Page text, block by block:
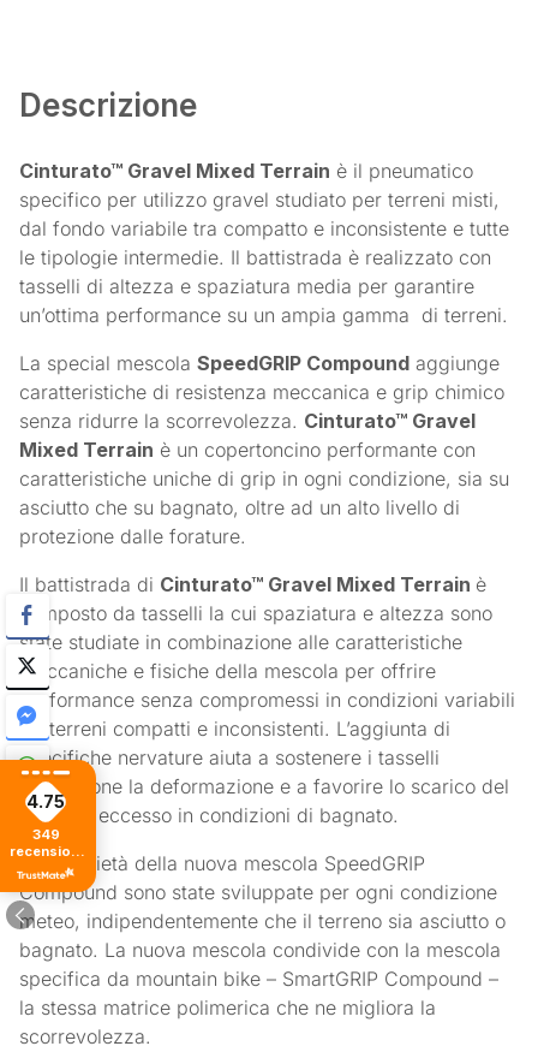
Descrizione
Cinturato™ Gravel Mixed Terrain è il pneumatico
specifico per utilizzo gravel studiato per terreni misti,
dal fondo variabile tra compatto e inconsistente e tutte
le tipologie intermedie. Il battistrada è realizzato con
tasselli di altezza e spaziatura media per garantire
un’ottima performance su un ampia gamma di terreni.
La special mescolaSpeedGRIP Compound aggiunge
caratteristiche di resistenza meccanica e grip chimico
senza ridurre la scorrevolezza. Cinturato™ Gravel
Mixed Terrain è un copertoncino performante con
caratteristiche uniche di grip in ogni condizione, sia su
asciutto che su bagnato, oltre ad un alto livello di
protezione dalle forature.
Il battistrada di Cinturato™ Gravel Mixed Terrain è
composto da tasselli la cui spaziatura e altezza sono
state studiate in combinazione alle caratteristiche
meccaniche e fisiche della mescola per offrire
performance senza compromessi in condizioni variabili
tra terreni compatti e inconsistenti. L’aggiunta di
specifiche nervature aiuta a sostenere i tasselli
limitandone la deformazione e a favorire lo scarico del
fango in eccesso in condizioni di bagnato.
Le proprietà della nuova mescola SpeedGRIP
Compound sono state sviluppate per ogni condizione
meteo, indipendentemente che il terreno sia asciutto o
bagnato. La nuova mescola condivide con la mescola
specifica da mountain bike – SmartGRIP Compound –
la stessa matrice polimerica che ne migliora la
scorrevolezza.
4.75
349
recensioni
di tutti i